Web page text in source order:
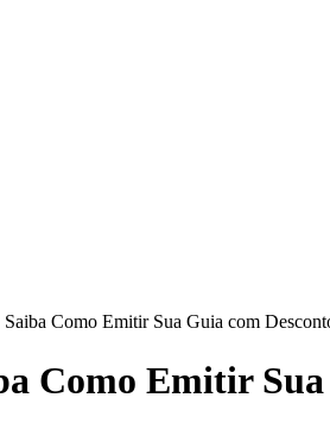
Como Emitir Sua Guia com
Como Emitir